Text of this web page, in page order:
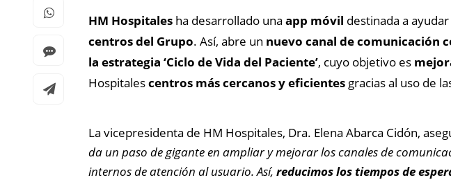
HM Hospitales ha desarrollado una app móvil destinada a
centros del Grupo. Así, abre un nuevo canal de comunicación
la estrategia ‘Ciclo de Vida del Paciente’, cuyo objetivo es
Hospitalescentros más cercanos y eficientes gracias al uso de
La vicepresidenta de HM Hospitales, Dra. Elena Abarca Cidón,
da un paso de gigante en ampliar y mejorar los canales de
internos de atención al usuario. Así, reducimos los tiempos de